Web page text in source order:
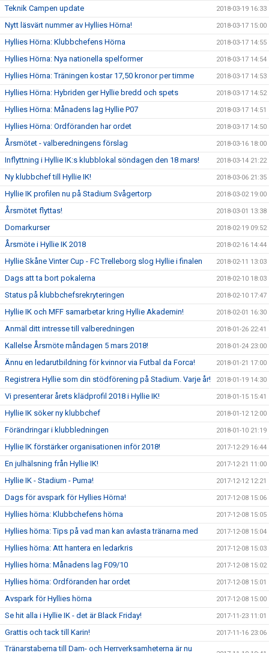
Teknik Campen update 2018-03-19 16:33
Nytt läsvärt nummer av Hyllies Hörna! 2018-03-17 15:00
Hyllies Hörna: Klubbchefens Hörna 2018-03-17 14:55
Hyllies Hörna: Nya nationella spelformer 2018-03-17 14:54
Hyllies Hörna: Träningen kostar 17,50 kronor per timme 2018-03-17 14:53
Hyllies Hörna: Hybriden ger Hyllie bredd och spets 2018-03-17 14:52
Hyllies Hörna: Månadens lag Hyllie P07 2018-03-17 14:51
Hyllies Hörna: Ordföranden har ordet 2018-03-17 14:50
Årsmötet - valberedningens förslag 2018-03-16 18:00
Inflyttning i Hyllie IK:s klubblokal söndagen den 18 mars! 2018-03-14 21:22
Ny klubbchef till Hyllie IK! 2018-03-06 21:35
Hyllie IK profilen nu på Stadium Svågertorp 2018-03-02 19:00
Årsmötet flyttas! 2018-03-01 13:38
Domarkurser 2018-02-19 09:52
Årsmöte i Hyllie IK 2018 2018-02-16 14:44
Hyllie Skåne Vinter Cup - FC Trelleborg slog Hyllie i finalen 2018-02-11 13:03
Dags att ta bort pokalerna 2018-02-10 18:03
Status på klubbchefsrekryteringen 2018-02-10 17:47
Hyllie IK och MFF samarbetar kring Hyllie Akademin! 2018-02-01 16:30
Anmäl ditt intresse till valberedningen 2018-01-26 22:41
Kallelse Årsmöte måndagen 5 mars 2018! 2018-01-24 23:00
Ännu en ledarutbildning för kvinnor via Futbal da Forca! 2018-01-21 17:00
Registrera Hyllie som din stödförening på Stadium. Varje år! 2018-01-19 14:30
Vi presenterar årets klädprofil 2018 i Hyllie IK! 2018-01-15 15:41
Hyllie IK söker ny klubbchef 2018-01-12 12:00
Förändringar i klubbledningen 2018-01-10 21:19
Hyllie IK förstärker organisationen inför 2018! 2017-12-29 16:44
En julhälsning från Hyllie IK! 2017-12-21 11:00
Hyllie IK - Stadium - Puma! 2017-12-12 12:21
Dags för avspark för Hyllies Hörna! 2017-12-08 15:06
Hyllies hörna: Klubbchefens hörna 2017-12-08 15:05
Hyllies hörna: Tips på vad man kan avlasta tränarna med 2017-12-08 15:04
Hyllies hörna: Att hantera en ledarkris 2017-12-08 15:03
Hyllies hörna: Månadens lag F09/10 2017-12-08 15:02
Hyllies hörna: Ordföranden har ordet 2017-12-08 15:01
Avspark för Hyllies hörna 2017-12-08 15:00
Se hit alla i Hyllie IK - det är Black Friday! 2017-11-23 11:01
Grattis och tack till Karin! 2017-11-16 23:06
Tränarstaberna till Dam- och Herrverksamheterna är nu